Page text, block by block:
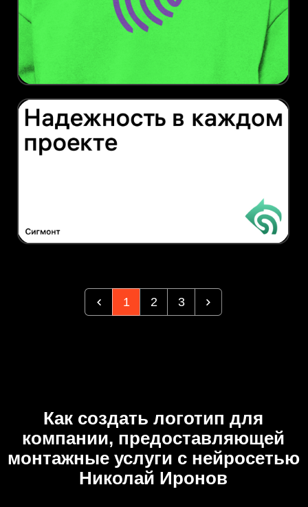
1 2 3
Как создать логотип для
компании, предоставляющей
монтажные услуги с нейросетью
Николай Иронов